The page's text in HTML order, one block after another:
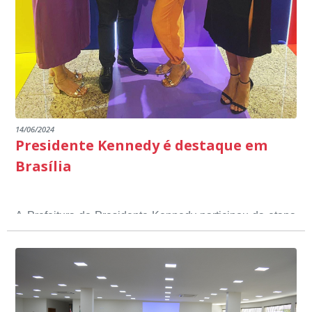
14/06/2024
Presidente Kennedy é destaque em
Brasília
A Prefeitura de Presidente Kennedy participou da etapa
nacional do 12º Prêmio Sebrae Prefeitura
Empreendedora, que visou valorizar e destacar o papel
dos gestores públicos comprometidos com o
desenvolvimento socioeconômico dos municípios, a
partir de iniciativas que estimulam o empreendedorismo,